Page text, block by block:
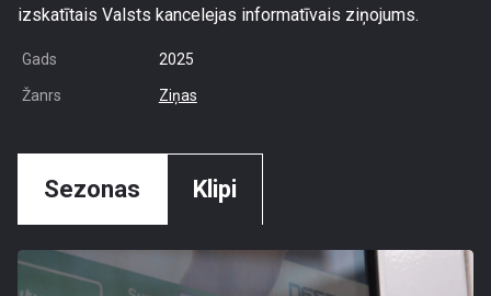
izskatītais Valsts kancelejas informatīvais ziņojums.
Gads 2025
Žanrs Ziņas
Sezonas Klipi